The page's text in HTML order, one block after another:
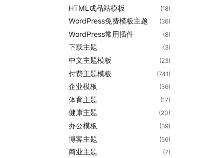
HTML成品站模板 (18)
WordPress免费模板主题 (36)
WordPress常用插件 (8)
下载主题 (3)
中文主题模板 (23)
付费主题模板 (741)
企业模板 (56)
体育主题 (17)
健康主题 (20)
办公模板 (39)
博客主题 (56)
商业主题 (7)